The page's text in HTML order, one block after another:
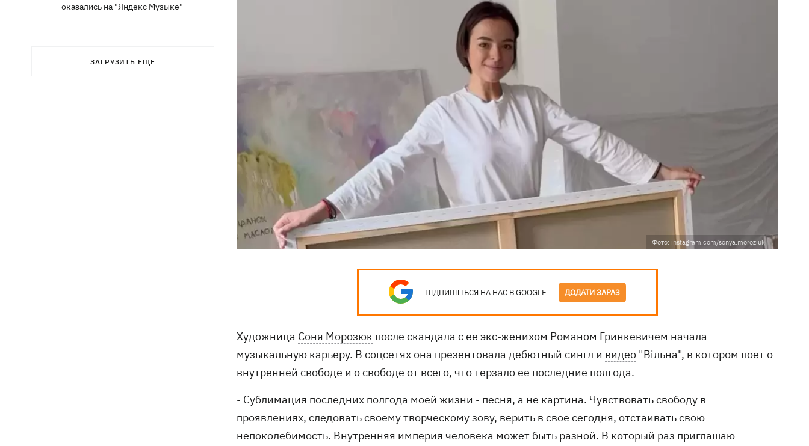
оказались на "Яндекс Музыке"
ЗАГРУЗИТЬ ЕЩЕ
Фото: instagram.com/sonya.moroziuk
ПІДПИШІТЬСЯ НА НАС В GOOGLE ДОДАТИ ЗАРАЗ
Художница Соня Морозюк после скандала с ее экс-женихом Романом Гринкевичем начала
музыкальную карьеру. В соцсетях она презентовала дебютный сингл и видео "Вільна", в котором поет о
внутренней свободе и о свободе от всего, что терзало ее последние полгода.
- Сублимация последних полгода моей жизни - песня, а не картина. Чувствовать свободу в
проявлениях, следовать своему творческому зову, верить в свое сегодня, отстаивать свою
непоколебимость. Внутренняя империя человека может быть разной. В который раз приглашаю